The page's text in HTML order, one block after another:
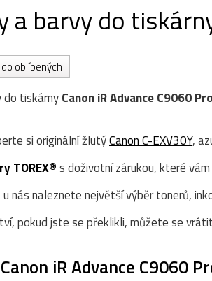
a barvy do
oblíbených
do tiskárnyCanon iR Advance C9060 Pro
si originální žlutýCanon C-EXV30Y,
TOREX®s doživotní zárukou, které
nás naleznete největší výběr tonerů,
pokud jste se překlikli, můžete se
Canon iR Advance C9060